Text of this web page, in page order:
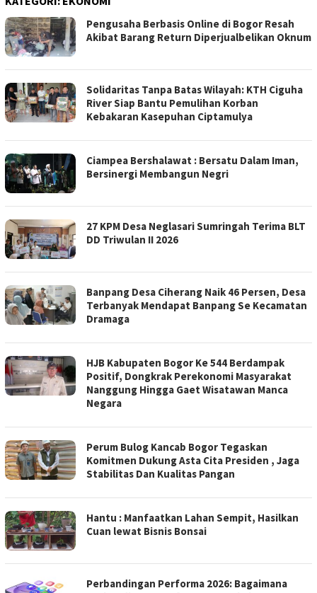
Pengusaha Berbasis Online di Bogor Resah
Akibat Barang Return Diperjualbelikan Oknum
Solidaritas Tanpa Batas Wilayah: KTH Ciguha
River Siap Bantu Pemulihan Korban
Kebakaran Kasepuhan Ciptamulya
Ciampea Bershalawat : Bersatu Dalam Iman,
Bersinergi Membangun Negri
27 KPM Desa Neglasari Sumringah Terima BLT
DD Triwulan II 2026 ‎
Banpang Desa Ciherang Naik 46 Persen, Desa
Terbanyak Mendapat Banpang Se Kecamatan
Dramaga
‎HJB Kabupaten Bogor Ke 544 Berdampak
Positif, Dongkrak Perekonomi Masyarakat
Nanggung Hingga Gaet Wisatawan Manca
Negara‎
‎Perum Bulog Kancab Bogor Tegaskan
Komitmen Dukung Asta Cita Presiden , Jaga
Stabilitas Dan Kualitas Pangan ‎ ‎
Hantu : Manfaatkan Lahan Sempit, Hasilkan
Cuan lewat Bisnis Bonsai ‎ ‎
Perbandingan Performa 2026: Bagaimana